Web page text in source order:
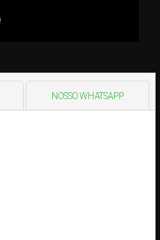
NOSSO WHATSAPP